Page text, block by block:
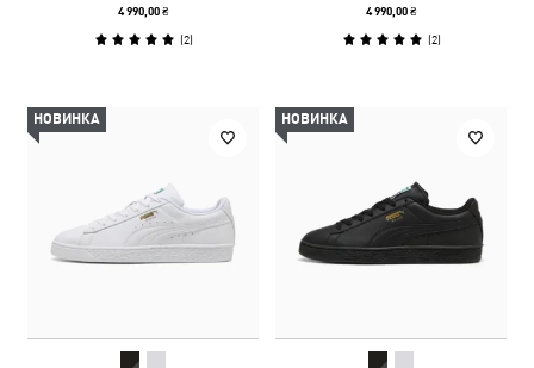
4 990,00 ₴
(2)
4 990,00 ₴
(2)
НОВИНКА НОВИНКА